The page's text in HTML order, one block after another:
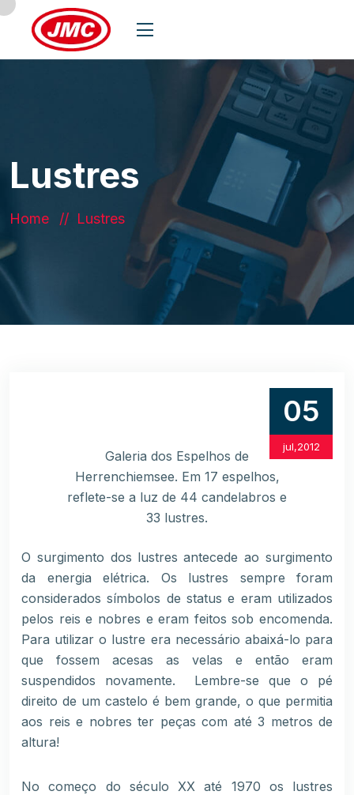
Lustres
Home Lustres
05
jul,2012
Galeria dos Espelhos de
Herrenchiemsee. Em 17 espelhos,
reflete-se a luz de 44 candelabros e
33 lustres.
O surgimento dos lustres antecede ao surgimento
da energia elétrica. Os lustres sempre foram
considerados símbolos de status e eram utilizados
pelos reis e nobres e eram feitos sob encomenda.
Para utilizar o lustre era necessário abaixá-lo para
que fossem acesas as velas e então eram
suspendidos novamente.
Lembre-se que
o pé
direito de um castelo é bem grande, o que permitia
aos reis e nobres ter peças com até 3 metros de
altura!
No começo do século XX até 1970 os lustres